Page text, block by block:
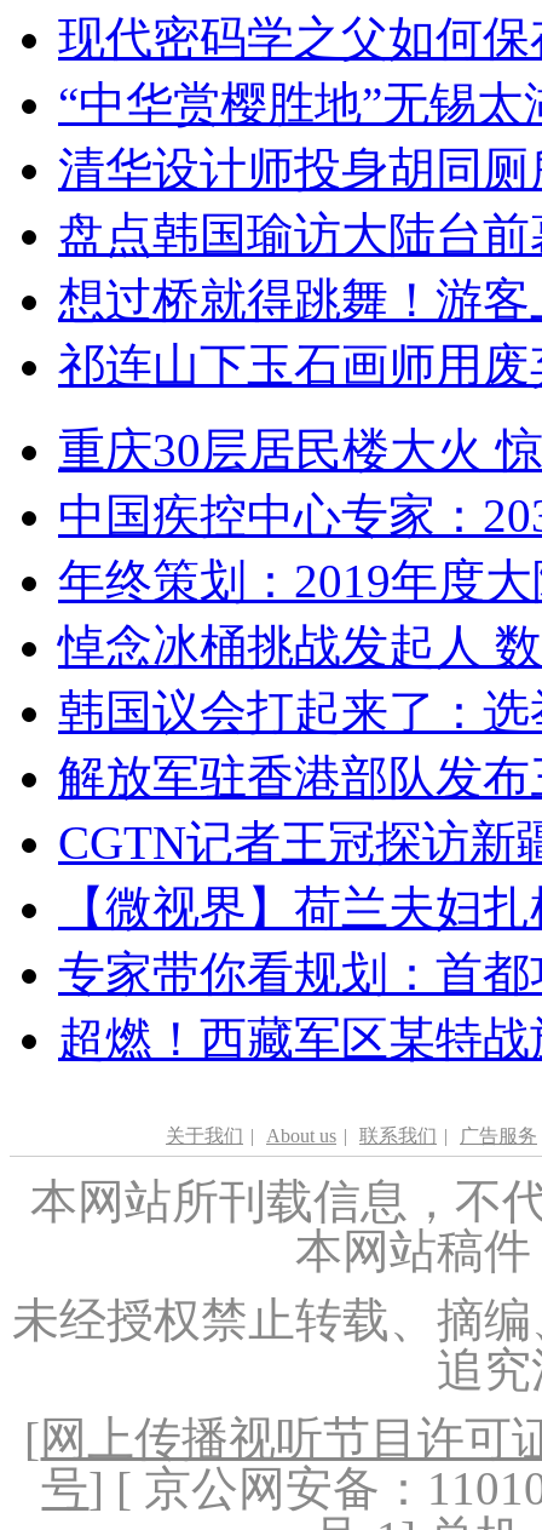
现代密码学之父如何
“中华赏樱胜地”无锡
清华设计师投身胡同
盘点韩国瑜访大陆台
想过桥就得跳舞！游客
祁连山下玉石画师用
重庆30层居民楼大火
中国疾控中心专家：
年终策划：2019年度
悼念冰桶挑战发起人
韩国议会打起来了：
解放军驻香港部队发
CGTN记者王冠探访新
【微视界】荷兰夫妇
专家带你看规划：首
超燃！西藏军区某特
关于我们 | About us | 联系我们 | 广告服务
本网站所刊载信息，不
本网站稿
未经授权禁止转载、摘
追
[网上传播视听节目许可
号] [ 京公网安备：